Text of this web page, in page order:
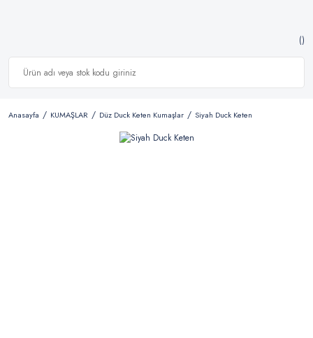
Anasayfa KUMAŞLAR Düz Duck Keten Kumaşlar Siyah Duck Keten